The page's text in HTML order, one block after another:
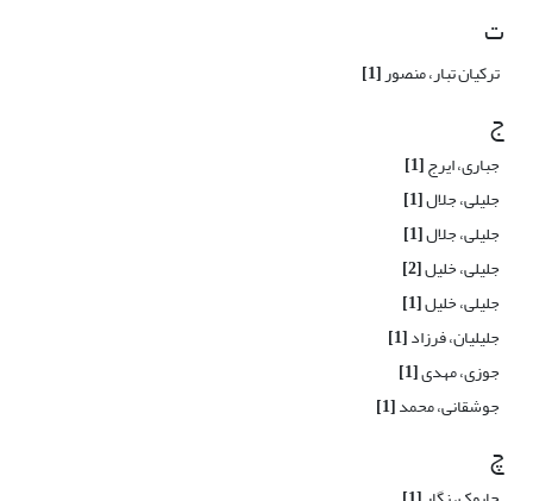
ت
ترکیان تبار، منصور[1]
ج
جباری، ایرج[1]
جلیلی، جلال[1]
جلیلی، جلال[1]
جلیلی، خلیل[2]
جلیلی، خلیل[1]
جلیلیان، فرزاد[1]
جوزی، مهدی[1]
جوشقانی، محمد[1]
چ